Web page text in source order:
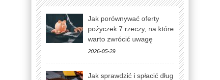
Jak porównywać oferty
pożyczek 7 rzeczy, na które
warto zwrócić uwagę
2026-05-29
Jak sprawdzić i spłacić dług